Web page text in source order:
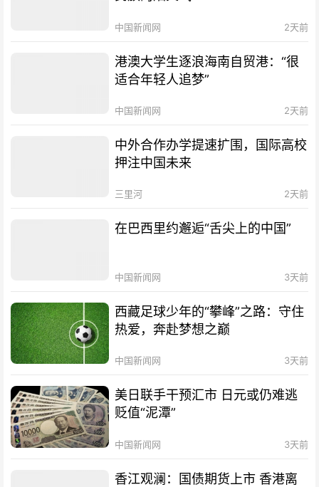
中国新闻网 2天前
港澳大学生逐浪海南自贸港：“很
适合年轻人追梦”
中国新闻网 2天前
中外合作办学提速扩围，国际高校
押注中国未来
三里河 2天前
在巴西里约邂逅“舌尖上的中国”
中国新闻网 3天前
西藏足球少年的“攀峰”之路：守住
热爱，奔赴梦想之巅
中国新闻网 3天前
美日联手干预汇市 日元或仍难逃
贬值“泥潭”
中国新闻网 3天前
香江观澜：国债期货上市 香港离